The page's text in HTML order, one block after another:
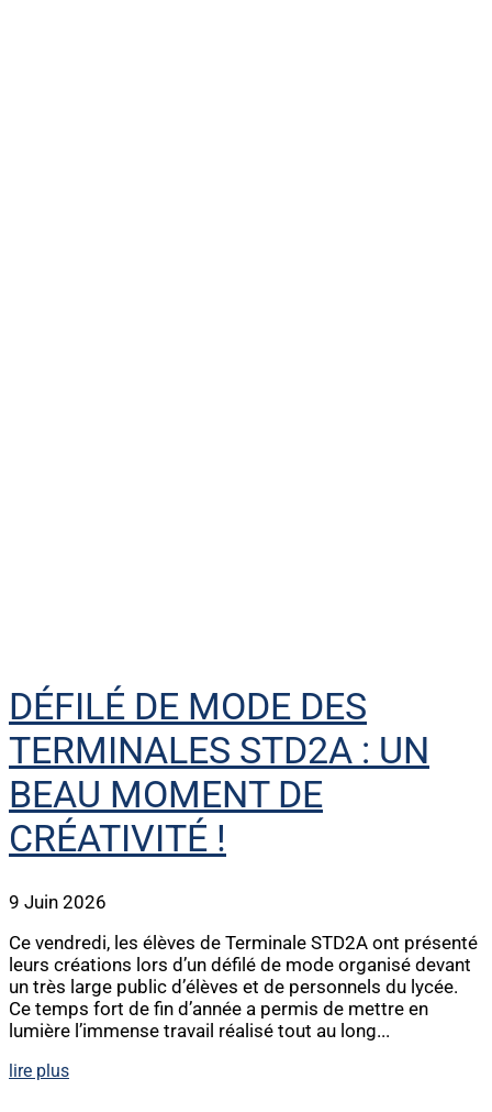
DÉFILÉ DE MODE DES
TERMINALES STD2A : UN
BEAU MOMENT DE
CRÉATIVITÉ !
9 Juin 2026
Ce vendredi, les élèves de Terminale STD2A ont présenté
leurs créations lors d’un défilé de mode organisé devant
un très large public d’élèves et de personnels du lycée.
Ce temps fort de fin d’année a permis de mettre en
lumière l’immense travail réalisé tout au long...
lire plus